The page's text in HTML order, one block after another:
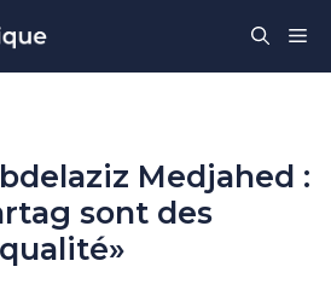
Medjahed :
sont des